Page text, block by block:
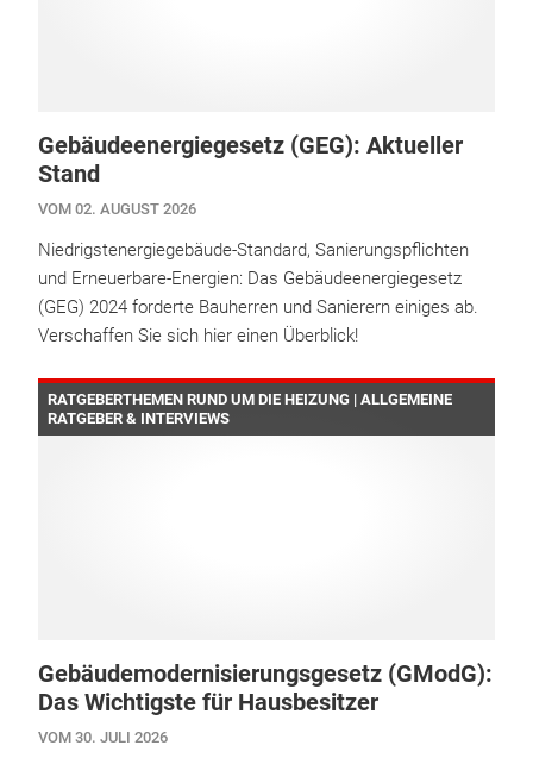
Gebäudeenergiegesetz (GEG): Aktueller
Stand
VOM 02. AUGUST 2026
Niedrigstenergiegebäude-Standard, Sanierungspflichten
und Erneuerbare-Energien: Das Gebäudeenergiegesetz
(GEG) 2024 forderte Bauherren und Sanierern einiges ab.
Verschaffen Sie sich hier einen Überblick!
RATGEBERTHEMEN RUND UM DIE HEIZUNG | ALLGEMEINE
RATGEBER & INTERVIEWS
Gebäudemodernisierungsgesetz (GModG):
Das Wichtigste für Hausbesitzer
VOM 30. JULI 2026